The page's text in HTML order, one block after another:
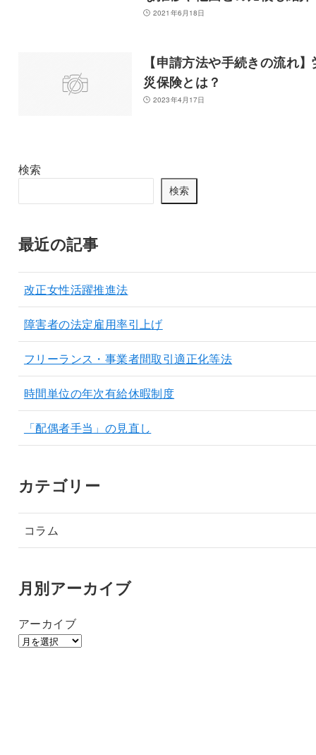
2021年6月18日
【申請方法や手続きの流れ】
災保険とは？
2023年4月17日
検索
検索
最近の記事
改正女性活躍推進法
障害者の法定雇用率引上げ
フリーランス・事業者間取引適正化等法
時間単位の年次有給休暇制度
「配偶者手当」の見直し
カテゴリー
コラム
月別アーカイブ
アーカイブ